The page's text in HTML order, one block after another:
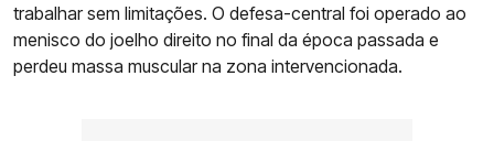
trabalhar sem limitações. O defesa-central foi operado ao
menisco do joelho direito no final da época passada e
perdeu massa muscular na zona intervencionada.